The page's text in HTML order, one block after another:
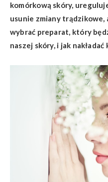
komórkową skóry,
usunie zmiany trądzikowe,
wybrać preparat, który
naszej skóry, i jak nakładać